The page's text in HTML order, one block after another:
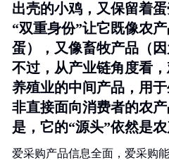
出壳的小鸡，又保留着
“双重身份”让它既像农
蛋），又像畜牧产品（因
不过，从产业链角度看
养殖业的中间产品，用
非直接面向消费者的农
是，它的“源头”依然是农
爱采购产品信息全面，爱采购